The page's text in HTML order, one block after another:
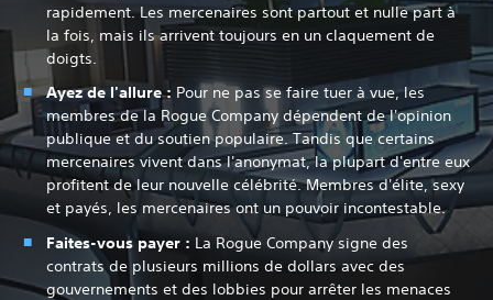
rapidement. Les mercenaires sont partout et nulle part à
la fois, mais ils arrivent toujours en un claquement de
doigts.
Ayez de l'allure :‎ Pour ne pas se faire tuer à vue, les
membres de la Rogue Company dépendent de l'opinion
publique et du soutien populaire. Tandis que certains
mercenaires vivent dans l'anonymat, la plupart d'entre eux
profitent de leur nouvelle célébrité. Membres d'élite, sexy
et payés, les mercenaires ont un pouvoir incontestable.
Faites-vous payer :‎ La Rogue Company signe des
contrats de plusieurs millions de dollars avec des
gouvernements et des lobbies pour arrêter les menaces